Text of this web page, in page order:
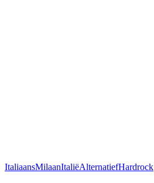
ItaliaansMilaanItaliëAlternatiefHardrock